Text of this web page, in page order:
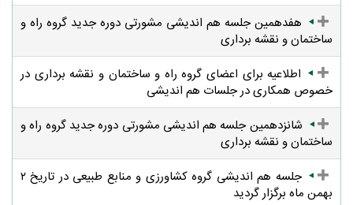
هفدهمین جلسه هم اندیشی مشورتی دوره جدید گروه راه و
ساختمان و نقشه برداری
اطلاعیه برای اعضای گروه راه و ساختمان و نقشه برداری در
خصوص همکاری در جلسات هم اندیشی
شانزدهمین جلسه هم اندیشی مشورتی دوره جدید گروه راه و
ساختمان و نقشه برداری
جلسه هم اندیشی گروه کشاورزی و منابع طبیعی در تاریخ ۲
بهمن ماه برگزار گردید